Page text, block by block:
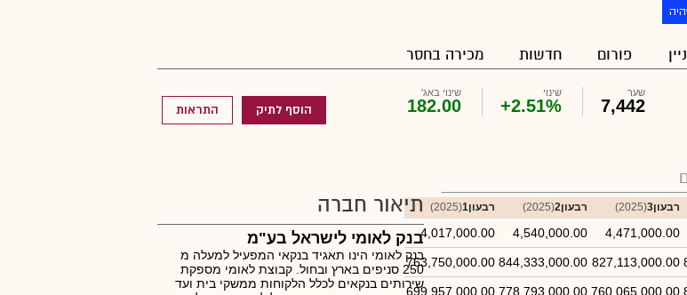
פורום חדשות מכירה בחסר
שער
7,442
שינוי
+2.51%
שינוי באג'
182.00 הוסף לתיק התראות
רבעון3 (2025) רבעון2 (2025) רבעון1 (2025)
4,471,000.00
4,540,000.00
4,017,000.00
827,113,000.00
844,333,000.00
763,750,000.00
760,065,000.00
778,793,000.00
699,957,000.00
תיאור חברה
בנק לאומי לישראל בע"מ
בנק לאומי הינו תאגיד בנקאי המפעיל למעלה מ
250 סניפים בארץ ובחול. קבוצת לאומי מספקת
שירותים בנקאים לכלל הלקוחות ממשקי בית ועד